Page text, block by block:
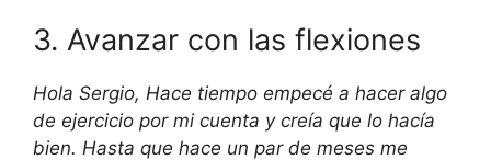
3. Avanzar con las flexiones
Hola Sergio, Hace tiempo empecé a hacer algo
de ejercicio por mi cuenta y creía que lo hacía
bien. Hasta que hace un par de meses me